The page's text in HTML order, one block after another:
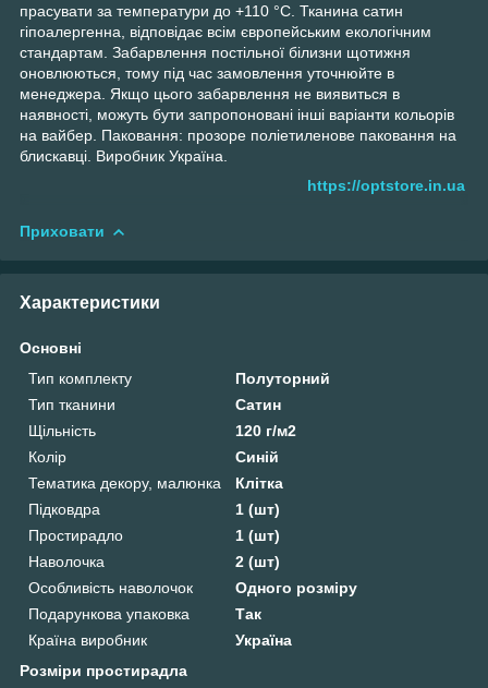
прасувати за температури до +110 °C. Тканина сатин
гіпоалергенна, відповідає всім європейським екологічним
стандартам. Забарвлення постільної білизни щотижня
оновлюються, тому під час замовлення уточнюйте в
менеджера. Якщо цього забарвлення не виявиться в
наявності, можуть бути запропоновані інші варіанти кольорів
на вайбер. Паковання: прозоре поліетиленове паковання на
блискавці. Виробник Україна.
https://optstore.in.ua
Приховати
Характеристики
Основні
Тип комплекту
Полуторний
Тип тканини
Сатин
Щільність
120 г/м2
Колір
Синій
Тематика декору, малюнка
Клітка
Підковдра
1 (шт)
Простирадло
1 (шт)
Наволочка
2 (шт)
Особливість наволочок
Одного розміру
Подарункова упаковка
Так
Країна виробник
Україна
Розміри простирадла